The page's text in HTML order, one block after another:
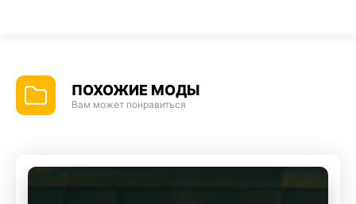
ПОХОЖИЕ МОДЫ
Вам может понравиться